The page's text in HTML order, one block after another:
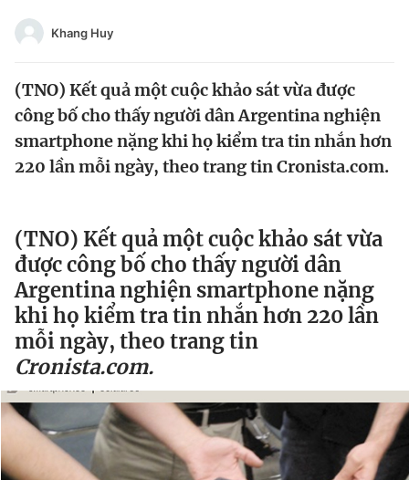
Chào ngày mới
Tin thị trường Tin 360
Video Magazine
Sản phẩm khác
Tiện ích Bạn cần biết
Thông tin tòa soạn Liên hệ quảng cáo
Đọc Thanh Niên trên điện thoại
Khang Huy
(TNO) Kết quả một cuộc khảo sát vừa được
công bố cho thấy người dân Argentina nghiện
smartphone nặng khi họ kiểm tra tin nhắn hơn
220 lần mỗi ngày, theo trang tin Cronista.com.
(TNO) Kết quả một cuộc khảo sát vừa
được công bố cho thấy người dân
Argentina nghiện smartphone nặng
khi họ kiểm tra tin nhắn hơn 220 lần
mỗi ngày, theo trang tin
Cronista.com.